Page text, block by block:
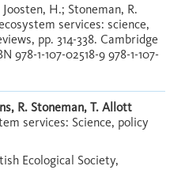
H.; Stoneman, R.
services: science,
pp. 314-338. Cambridge
1-107-02518-9 978-1-107-
R. Stoneman, T. Allott
services: Science, policy
Ecological Society,